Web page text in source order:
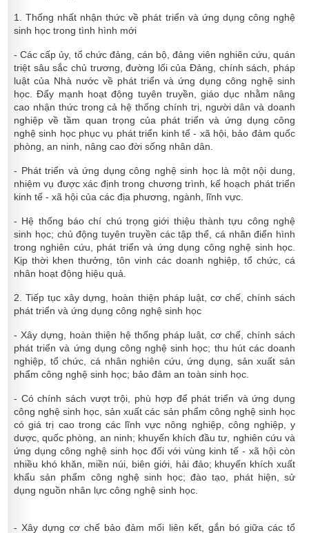
1. Thống nhất nhận thức về phát triển và ứng dụng công nghệ
sinh học trong tình hình mới
- Các cấp ủy, tổ chức đảng, cán bộ, đảng viên nghiên cứu, quán
triệt sâu sắc chủ trương, đường lối của Đảng, chính sách, pháp
luật của Nhà nước về phát triển và ứng dụng công nghệ sinh
học. Đẩy mạnh hoạt động tuyên truyền, giáo dục nhằm nâng
cao nhận thức trong cả hệ thống chính trị, người dân và doanh
nghiệp về tầm quan trọng của phát triển và ứng dụng công
nghệ sinh học phục vụ phát triển kinh tế - xã hội, bảo đảm quốc
phòng, an ninh, nâng cao đời sống nhân dân.
- Phát triển và ứng dụng công nghệ sinh học là một nội dung,
nhiệm vụ được xác định trong chương trình, kế hoạch phát triển
kinh tế - xã hội của các địa phương, ngành, lĩnh vực.
- Hệ thống báo chí chú trọng giới thiệu thành tựu công nghệ
sinh học; chủ động tuyên truyền các tập thể, cá nhân điển hình
trong nghiên cứu, phát triển và ứng dụng công nghệ sinh học.
Kịp thời khen thưởng, tôn vinh các doanh nghiệp, tổ chức, cá
nhân hoạt động hiệu quả.
2. Tiếp tục xây dựng, hoàn thiện pháp luật, cơ chế, chính sách
phát triển và ứng dụng công nghệ sinh học
- Xây dựng, hoàn thiện hệ thống pháp luật, cơ chế, chính sách
phát triển và ứng dụng công nghệ sinh học; thu hút các doanh
nghiệp, tổ chức, cá nhân nghiên cứu, ứng dụng, sản xuất sản
phẩm công nghệ sinh học; bảo đảm an toàn sinh học.
- Có chính sách vượt trội, phù hợp để phát triển và ứng dụng
công nghệ sinh học, sản xuất các sản phẩm công nghệ sinh học
có giá trị cao trong các lĩnh vực nông nghiệp, công nghiệp, y
dược, quốc phòng, an ninh; khuyến khích đầu tư, nghiên cứu và
ứng dụng công nghệ sinh học đối với vùng kinh tế - xã hội còn
nhiều khó khăn, miền núi, biên giới, hải đảo; khuyến khích xuất
khẩu sản phẩm công nghệ sinh học; đào tạo, phát hiện, sử
dụng nguồn nhân lực công nghệ sinh học.
- Xây dựng cơ chế bảo đảm mối liên kết, gắn bó giữa các tổ